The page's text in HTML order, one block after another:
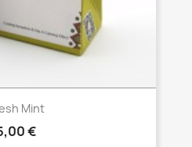
rápida
Mint
€